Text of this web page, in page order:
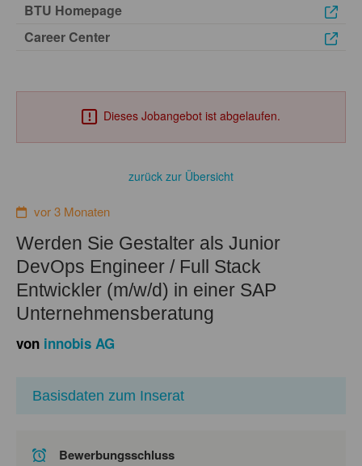
BTU Homepage
Career Center
Dieses Jobangebot ist abgelaufen.
zurück zur Übersicht
vor 3 Monaten
Werden Sie Gestalter als Junior
DevOps Engineer / Full Stack
Entwickler (m/w/d) in einer SAP
Unternehmensberatung
von innobis AG
Basisdaten zum Inserat
Bewerbungsschluss